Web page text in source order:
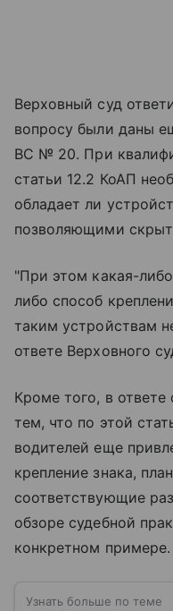
Верховный суд
вопросу были даны
ВС № 20. При
статьи 12.2 КоАП
обладает ли
позволяющими
"При этом какая-
либо способ
таким устройствам
ответе Верховного
Кроме того, в ответе
тем, что по этой
водителей еще
крепление знака,
соответствующие
обзоре судебной
конкретном примере.
Узнать больше по теме